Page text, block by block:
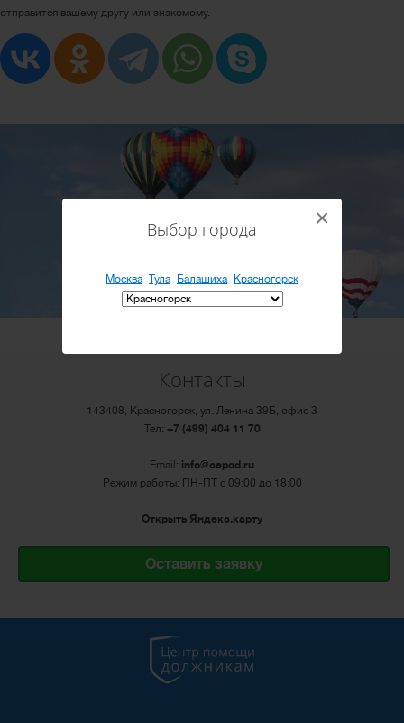
Выбор города
Москва Тула Балашиха Красногорск
×
отправится вашему другу или знакомому.
Контакты
143408, Красногорск, ул. Ленина 39Б, офис 3
Тел: +7 (499) 404 11 70
Email: info@cepod.ru
Режим работы: ПН-ПТ с 09:00 до 18:00
Открыть Яндекс.карту
Оставить заявку